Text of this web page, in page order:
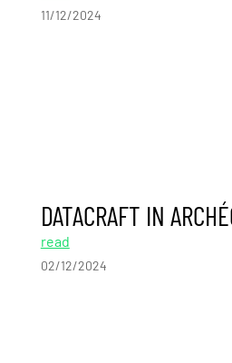
11/12/2024
DATACRAFT IN
read
02/12/2024